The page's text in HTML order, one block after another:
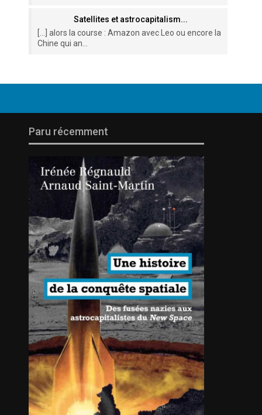
Satellites et astrocapitalism...
[…] alors la course : Amazon avec Leo ou encore la
Chine qui an...
Paru récemment